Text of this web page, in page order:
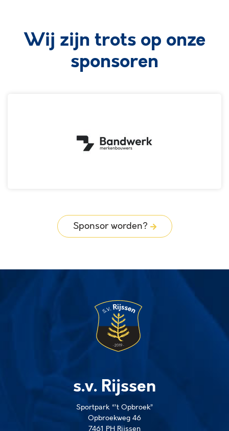
Wij zijn trots op onze
sponsoren
Sponsor worden?
s.v. Rijssen
Sportpark “'t Opbroek”
Opbroekweg 46
7461 PH Rijssen